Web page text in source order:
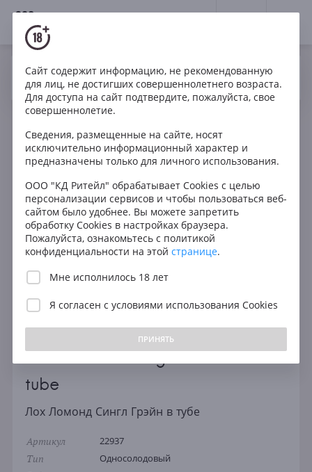
18+
Ваш город Москва ? Да
Loch Lomond Single Grain in
tube
Лох Ломонд Сингл Грэйн в тубе
Артикул 22937
Тип Односолодовый
Сайт содержит информацию, не рекомендованную
для лиц, не достигших совершеннолетнего возраста.
Для доступа на сайт подтвердите, пожалуйста, свое
совершеннолетие.
Сведения, размещенные на сайте, носят
исключительно информационный характер и
предназначены только для личного использования.
ООО "КД Ритейл" обрабатывает Cookies с целью
персонализации сервисов и чтобы пользоваться веб-
сайтом было удобнее. Вы можете запретить
обработку Cookies в настройках браузера.
Пожалуйста, ознакомьтесь с политикой
конфиденциальности на этой странице.
Мне исполнилось 18 лет
Я согласен с условиями использования Cookies
ПРИНЯТЬ